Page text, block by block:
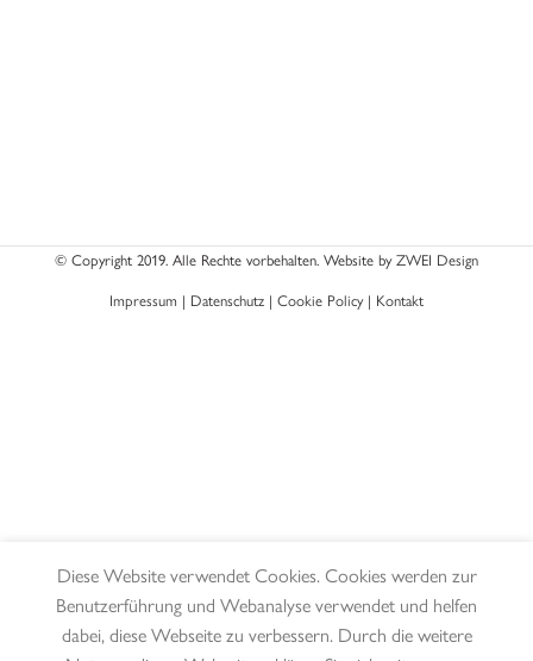
© Copyright 2019. Alle Rechte vorbehalten. Website byZWEI Design
Impressum | Datenschutz | Cookie Policy| Kontakt
Diese Website verwendet Cookies. Cookies werden zur
Benutzerführung und Webanalyse verwendet und helfen
dabei, diese Webseite zu verbessern. Durch die weitere